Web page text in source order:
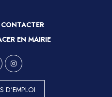
EN MAIRIE
D'EMPLOI